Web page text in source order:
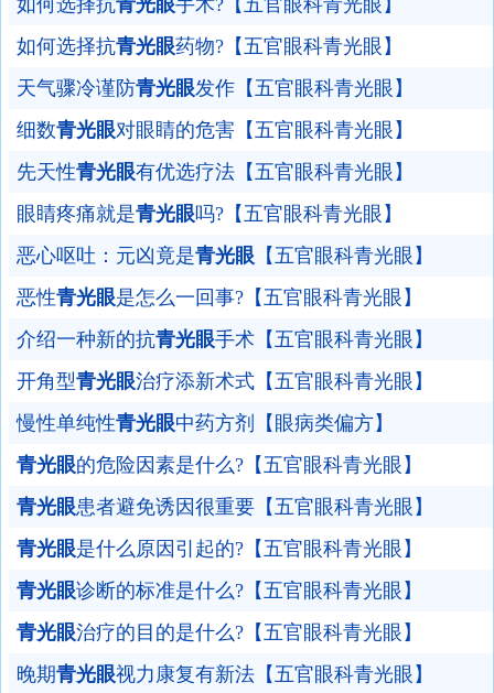
如何选择抗青光眼手术?【五官眼科青光眼】
如何选择抗青光眼药物?【五官眼科青光眼】
天气骤冷谨防青光眼发作【五官眼科青光眼】
细数青光眼对眼睛的危害【五官眼科青光眼】
先天性青光眼有优选疗法【五官眼科青光眼】
眼睛疼痛就是青光眼吗?【五官眼科青光眼】
恶心呕吐：元凶竟是青光眼 【五官眼科青光眼】
恶性青光眼是怎么一回事?【五官眼科青光眼】
介绍一种新的抗青光眼手术【五官眼科青光眼】
开角型青光眼治疗添新术式【五官眼科青光眼】
慢性单纯性青光眼中药方剂【眼病类偏方】
青光眼的危险因素是什么?【五官眼科青光眼】
青光眼患者避免诱因很重要【五官眼科青光眼】
青光眼是什么原因引起的?【五官眼科青光眼】
青光眼诊断的标准是什么?【五官眼科青光眼】
青光眼治疗的目的是什么?【五官眼科青光眼】
晚期青光眼视力康复有新法【五官眼科青光眼】